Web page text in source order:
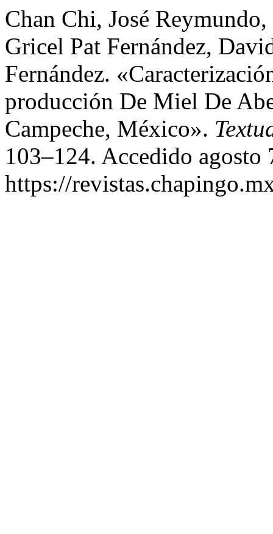
Chan Chi, José
Gricel Pat Fernández,
Fernández.
producción De Miel De
Campeche, México».
103–124. Accedido agosto
https://